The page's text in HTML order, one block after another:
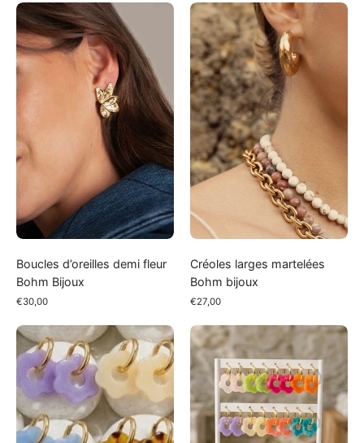
Boucles
d’oreilles
demi
fleur
Bohm
Bijoux
Boucles d’oreilles demi fleur
Bohm Bijoux
€30,00
Créoles
larges
martelées
Bohm
bijoux
Créoles larges martelées
Bohm bijoux
€27,00
Boucles
d'oreilles
fleurs
Mauve
Boucles
d'oreilles
fleurs
résine
rose
poudrée